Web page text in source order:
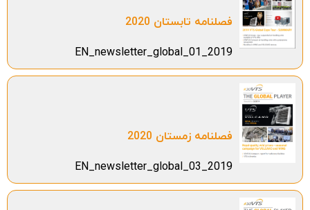
فصلنامه تابستان 2020
EN_newsletter_global_01_2019
فصلنامه زمستان 2020
EN_newsletter_global_03_2019